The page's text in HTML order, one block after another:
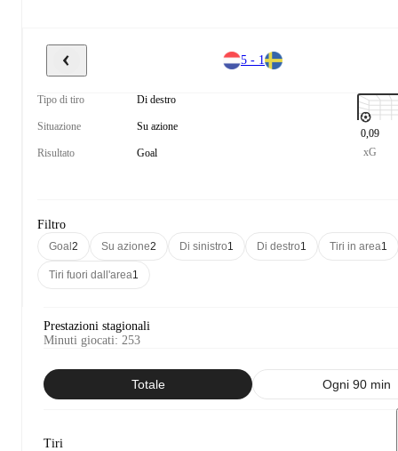
5 - 1
Tipo di tiro Di destro
Situazione Su azione
Risultato Goal
0,09
xG
Filtro
Goal 2 Su azione2 Di sinistro1 Di destro1 Tiri in area1
Tiri fuori dall'area1
Prestazioni stagionali
Minuti giocati: 253
Totale Ogni 90 min
Tiri